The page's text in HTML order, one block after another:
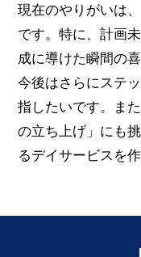
現在のやりがいは
です。特に、計画
成に導けた瞬間の
今後はさらにステ
指したいです。ま
の立ち上げ」にも
るデイサービスを